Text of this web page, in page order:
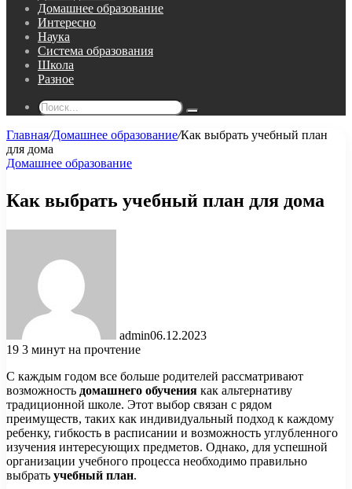
Домашнее образование
Интересно
Наука
Система образования
Школа
Разное
Поиск...
Главная/Домашнее образование/Как выбрать учебный план
для дома
Домашнее образование
Как выбрать учебный план для дома
admin06.12.2023
19 3 минут на прочтение
С каждым годом все больше родителей рассматривают
возможность домашнего обучения как альтернативу
традиционной школе. Этот выбор связан с рядом
преимуществ, таких как индивидуальный подход к каждому
ребенку, гибкость в расписании и возможность углубленного
изучения интересующих предметов. Однако, для успешной
организации учебного процесса необходимо правильно
выбрать учебный план.